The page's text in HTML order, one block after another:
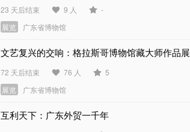
23 天后结束 9 人
-
展览
广东省博物馆
文艺复兴的交响：格拉斯哥博物馆藏大师作品展
72 天后结束 76 人
5
展览
广东省博物馆
互利天下：广东外贸一千年